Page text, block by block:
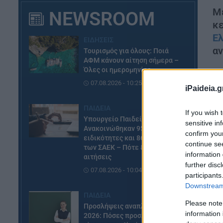
If you wish
sensitive
confirm
continue
information
further
Please
information
NEWSROOM
Τουρισμός για όλους: Ποιά
ΑΦΜ κάνουν αίτηση σήμερα –
Όλες οι ημερομηνίες
07.08.2026 - 10:25
Υπουργείο Παιδείας:
Ανακοινώθηκαν 95
ειδικότητες και 860 τμήματα
των ΣΑΕΚ – Πότε ξεκινούν οι
αιτήσεις
07.08.2026 - 10:04
Προσλήψεις αναπληρωτών
2026: Πόσες προσλήψεις θα